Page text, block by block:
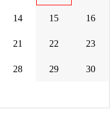
14 15 16
21 22 23
28 29 30